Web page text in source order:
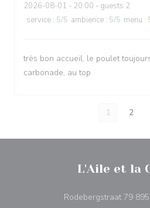
2026-08-01 - 20:00 - guests 2
service : 5/5 ambience : 5/5 menu :
très bon accueil, le poulet
carbonade, au top
1 2
L'Aile et la
Rodebergstraat 79